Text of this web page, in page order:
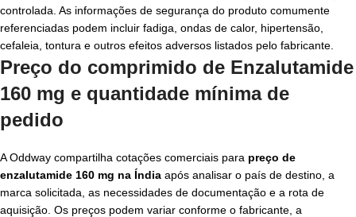
controlada. As informações de segurança do produto comumente
referenciadas podem incluir fadiga, ondas de calor, hipertensão,
cefaleia, tontura e outros efeitos adversos listados pelo fabricante.
Preço do comprimido de Enzalutamide
160 mg e quantidade mínima de
pedido
A Oddway compartilha cotações comerciais para preço de
enzalutamide 160 mg na Índia após analisar o país de destino, a
marca solicitada, as necessidades de documentação e a rota de
aquisição. Os preços podem variar conforme o fabricante, a